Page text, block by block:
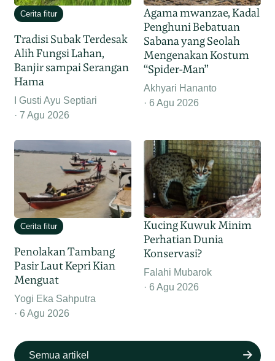
Cerita fitur
Tradisi Subak Terdesak
Alih Fungsi Lahan,
Banjir sampai Serangan
Hama
I Gusti Ayu Septiari
7 Agu 2026
Agama mwanzae, Kadal
Penghuni Bebatuan
Sabana yang Seolah
Mengenakan Kostum
“Spider-Man”
Akhyari Hananto
6 Agu 2026
Cerita fitur
Penolakan Tambang
Pasir Laut Kepri Kian
Menguat
Yogi Eka Sahputra
6 Agu 2026
Kucing Kuwuk Minim
Perhatian Dunia
Konservasi?
Falahi Mubarok
6 Agu 2026
Semua artikel